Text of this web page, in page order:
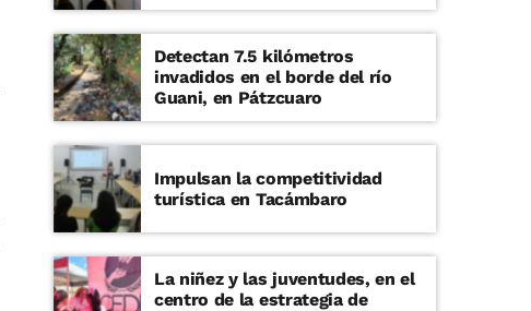
Detectan 7.5 kilómetros
invadidos en el borde del río
Guani, en Pátzcuaro
Impulsan la competitividad
turística en Tacámbaro
La niñez y las juventudes, en el
centro de la estrategia de